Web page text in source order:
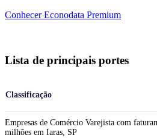
Conhecer Econodata Premium
Lista de principais portes
Classificação
Empresas de Comércio Varejista com
milhões em Iaras, SP